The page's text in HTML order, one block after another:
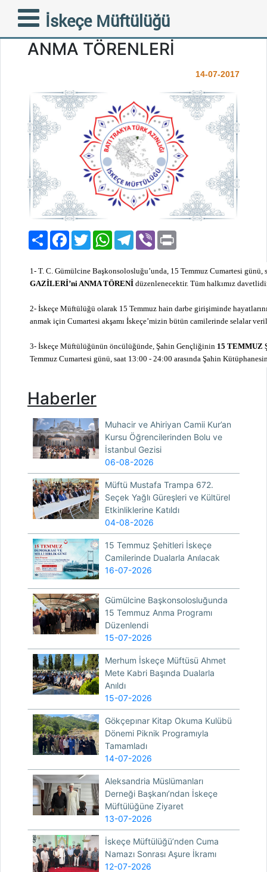
İskeçe Müftülüğü
DUYURU - 15 TEMMUZ
ŞEHİT VE GAZİLERİNİ
ANMA TÖRENLERİ
14-07-2017
PaylaşFacebook
TwitterWhatsAppTelegram
Viber
1- T. C. Gümülcine Başkonsolosluğu’unda, 15 Temmuz Cumartesi günü,
GAZİLERİ’ni ANMA TÖRENİ düzenlenecektir. Tüm halkımız
2- İskeçe Müftülüğü olarak 15 Temmuz hain darbe girişiminde
anmak için Cumartesi akşamı İskeçe’mizin bütün camilerinde selalar
3- İskeçe Müftülüğünün öncülüğünde, Şahin Gençliğinin 15 TEMMUZ
Temmuz Cumartesi günü, saat 13:00 - 24:00 arasında Şahin
Haberler
Muhacir ve Ahiriyan Camii Kur’an
Kursu Öğrencilerinden Bolu ve
İstanbul Gezisi
06-08-2026
Müftü Mustafa Trampa 672.
Seçek Yağlı Güreşleri ve Kültürel
Etkinliklerine Katıldı
04-08-2026
15 Temmuz Şehitleri İskeçe
Camilerinde Dualarla Anılacak
16-07-2026
Gümülcine Başkonsolosluğunda
15 Temmuz Anma Programı
Düzenlendi
15-07-2026
Merhum İskeçe Müftüsü Ahmet
Mete Kabri Başında Dualarla
Anıldı
15-07-2026
Gökçepınar Kitap Okuma Kulübü
Dönemi Piknik Programıyla
Tamamladı
14-07-2026
Aleksandria Müslümanları
Derneği Başkanı’ndan İskeçe
Müftülüğüne Ziyaret
13-07-2026
İskeçe Müftülüğü’nden Cuma
Namazı Sonrası Aşure İkramı
12-07-2026